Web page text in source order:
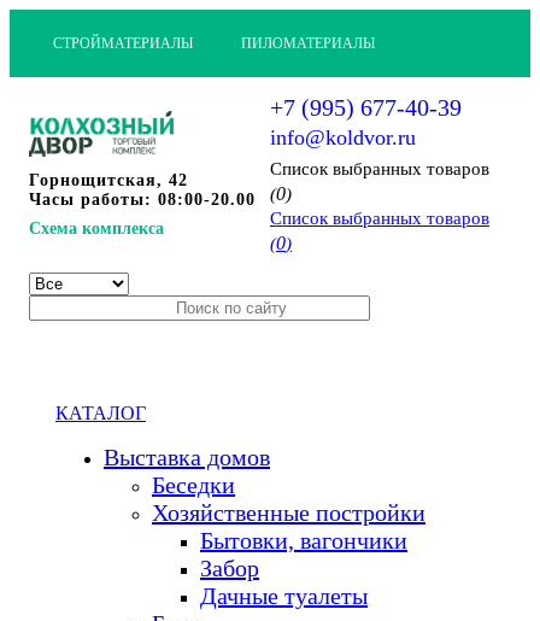
СТРОЙМАТЕРИАЛЫ ПИЛОМАТЕРИАЛЫ
Горнощитская, 42
Часы работы: 08:00-20.00
Схема комплекса
+7 (995) 677-40-39
info@koldvor.ru
Cписок выбранных товаров
(0)
Cписок выбранных товаров
(0)
КАТАЛОГ
Выставка домов
Беседки
Хозяйственные постройки
Бытовки, вагончики
Забор
Дачные туалеты